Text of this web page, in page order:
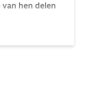
hen delen